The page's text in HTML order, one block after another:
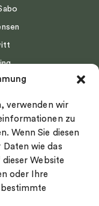
verwenden wir
zu
Wenn Sie diesen
wie das
Website
oder Ihre
Sjölin